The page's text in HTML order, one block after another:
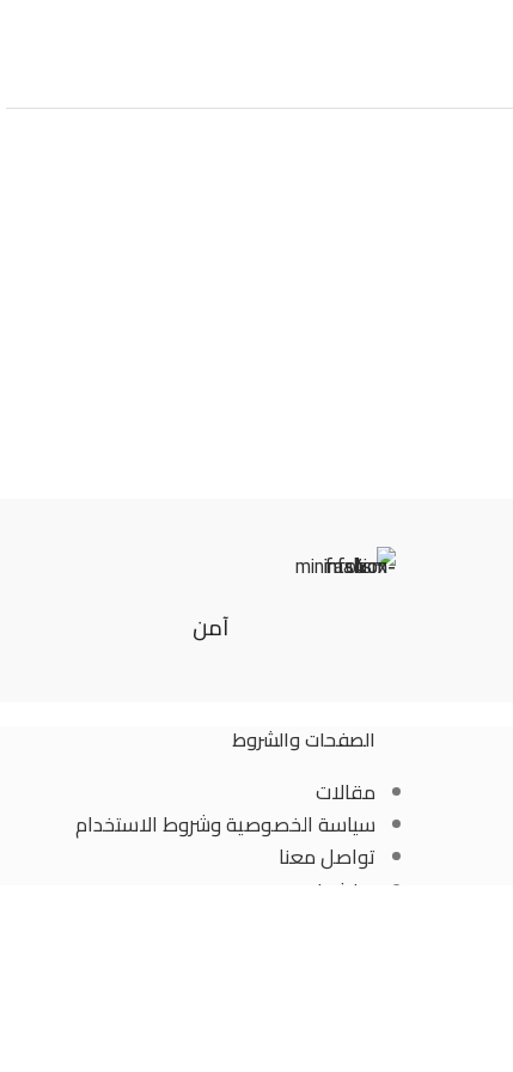
آمن
الصفحات والشروط
مقالات
سياسة الخصوصية وشروط الاستخدام
تواصل معنا
من نحن